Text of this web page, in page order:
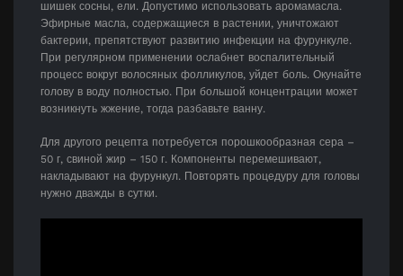
шишек сосны, ели. Допустимо использовать аромамасла.
Эфирные масла, содержащиеся в растении, уничтожают
бактерии, препятствуют развитию инфекции на фурункуле.
При регулярном применении ослабнет воспалительный
процесс вокруг волосяных фолликулов, уйдет боль. Окунайте
голову в воду полностью. При большой концентрации может
возникнуть жжение, тогда разбавьте ванну.
Для другого рецепта потребуется порошкообразная сера –
50 г, свиной жир – 150 г. Компоненты перемешивают,
накладывают на фурункул. Повторять процедуру для головы
нужно дважды в сутки.